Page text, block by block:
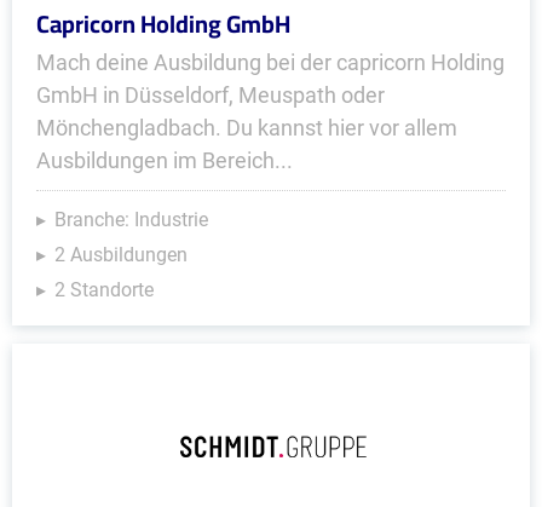
Capricorn Holding GmbH
Mach deine Ausbildung bei der capricorn Holding
GmbH in Düsseldorf, Meuspath oder
Mönchengladbach. Du kannst hier vor allem
Ausbildungen im Bereich...
Branche: Industrie
2 Ausbildungen
2 Standorte